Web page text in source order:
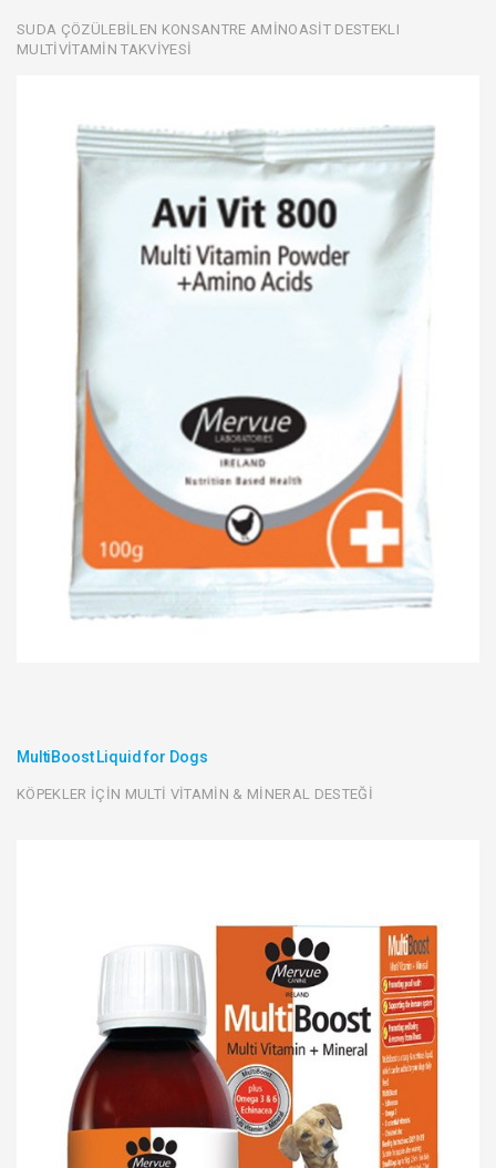
SUDA ÇÖZÜLEBİLEN KONSANTRE AMİNOASİT DESTEKLI
MULTİVİTAMİN TAKVİYESİ
MultiBoost Liquid for Dogs
KÖPEKLER İÇİN MULTİ VİTAMİN & MİNERAL DESTEĞİ